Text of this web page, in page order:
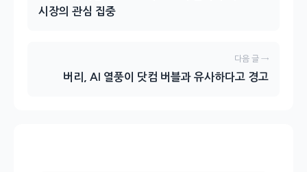
시장의 관심 집중
다음 글 →
버리, AI 열풍이 닷컴 버블과 유사하다고 경고